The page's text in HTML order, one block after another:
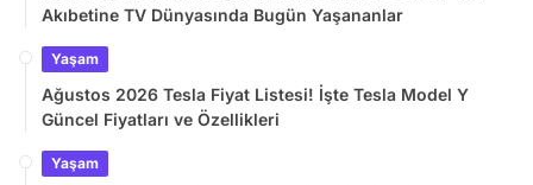
Akıbetine TV Dünyasında Bugün Yaşananlar
Yaşam
Ağustos 2026 Tesla Fiyat Listesi! İşte Tesla Model Y
Güncel Fiyatları ve Özellikleri
Yaşam